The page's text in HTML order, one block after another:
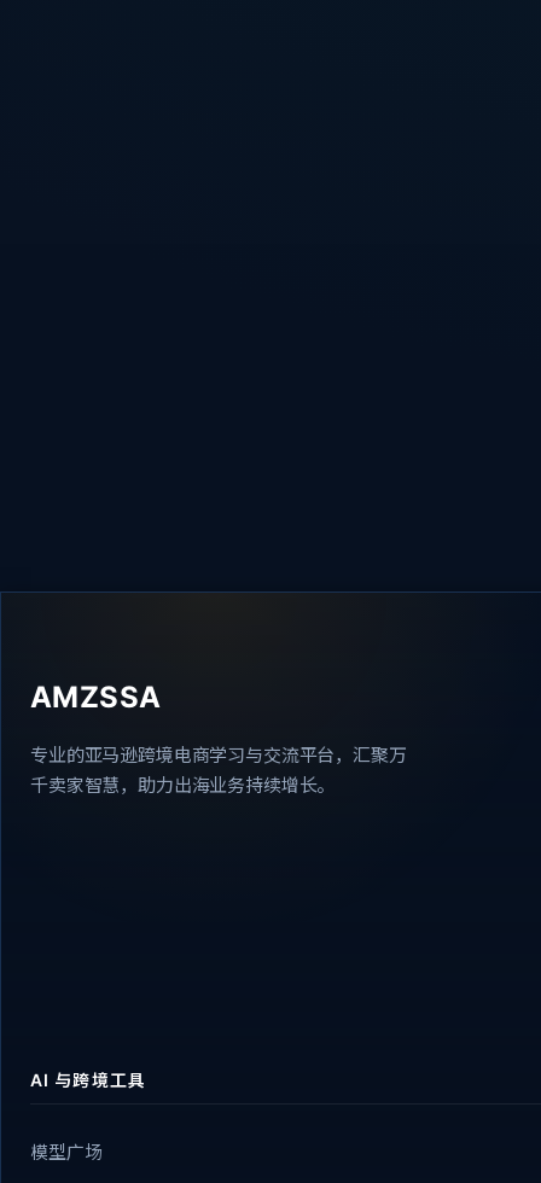
AMZSSA
专业的亚马逊跨境电商学习与交流平台，汇聚万
千卖家智慧，助力出海业务持续增长。
AI 与跨境工具
模型广场